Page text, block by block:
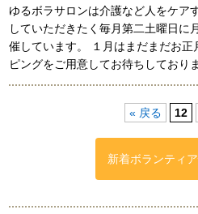
ゆるボラサロンは介護など人をケア
していただきたく毎月第二土曜日に
催しています。 １月はまだまだお
ピングをご用意してお待ちしてお
« 戻る 12
新着ボランティ